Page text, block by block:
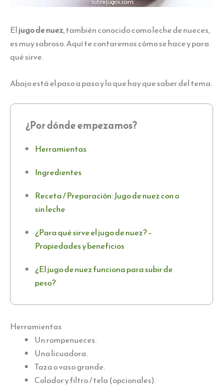
Eljugo de nuez, también conocido como leche de nueces,
es muy sabroso. Aquí te contaremos cómo se hace y para
qué sirve.
Abajo está el paso a paso y lo que hay que saber del tema.
¿Por dónde empezamos?
Herramientas
Ingredientes
Receta / Preparación: Jugo de nuez con o
sin leche
¿Para qué sirve el jugo de nuez? –
Propiedades y beneficios
¿El jugo de nuez funciona para subir de
peso?
Herramientas
Un rompenueces.
Una licuadora.
Taza o vaso grande.
Colador y filtro / tela (opcionales).